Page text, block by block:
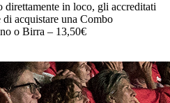
direttamente in loco, gli accreditati
acquistare una Combo
o Birra – 13,50€